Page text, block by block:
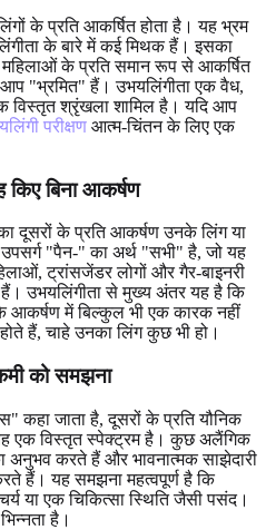
के प्रति आकर्षित होता है। यह भ्रम
के बारे में कई मिथक हैं। इसका
के प्रति समान रूप से आकर्षित
"भ्रमित" हैं। उभयलिंगीता एक वैध,
विस्तृत श्रृंखला शामिल है। यदि आप
परीक्षण आत्म-चिंतन के लिए एक
किए बिना आकर्षण
दूसरों के प्रति आकर्षण उनके लिंग या
"पैन-" का अर्थ "सभी" है, जो यह
ट्रांसजेंडर लोगों और गैर-बाइनरी
उभयलिंगीता से मुख्य अंतर यह है कि
आकर्षण में बिल्कुल भी एक कारक नहीं
हैं, चाहे उनका लिंग कुछ भी हो।
को समझना
कहा जाता है, दूसरों के प्रति यौनिक
एक विस्तृत स्पेक्ट्रम है। कुछ अलैंगिक
अनुभव करते हैं और भावनात्मक साझेदारी
हैं। यह समझना महत्वपूर्ण है कि
या एक चिकित्सा स्थिति जैसी पसंद।
है।